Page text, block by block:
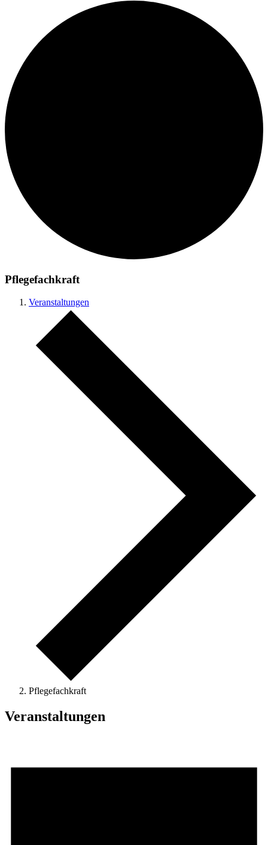
Pflegefachkraft
Veranstaltungen
Pflegefachkraft
Veranstaltungen